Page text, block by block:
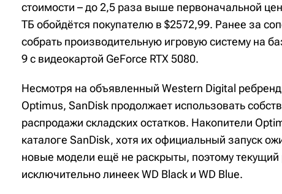
стоимости – до 2,5 раза выше первоначальной
ТБ обойдётся покупателю в $2572,99. Ранее за
собрать производительную игровую систему на
9 с видеокартой GeForce RTX 5080.
Несмотря на объявленный Western Digital
Optimus, SanDisk продолжает использовать
распродажи складских остатков. Накопители
каталоге SanDisk, хотя их официальный запуск
новые модели ещё не раскрыты, поэтому текущий
исключительно линеек WD Black и WD Blue.